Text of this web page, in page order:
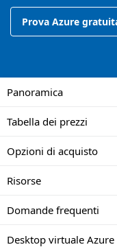
Prova Azure
Panoramica
Tabella dei prezzi
Opzioni di acquisto
Risorse
Domande frequenti
Desktop virtuale Azure